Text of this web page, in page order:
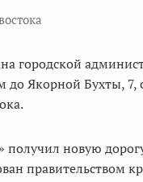
городской
до Якорной Бухты,
новую
правительством